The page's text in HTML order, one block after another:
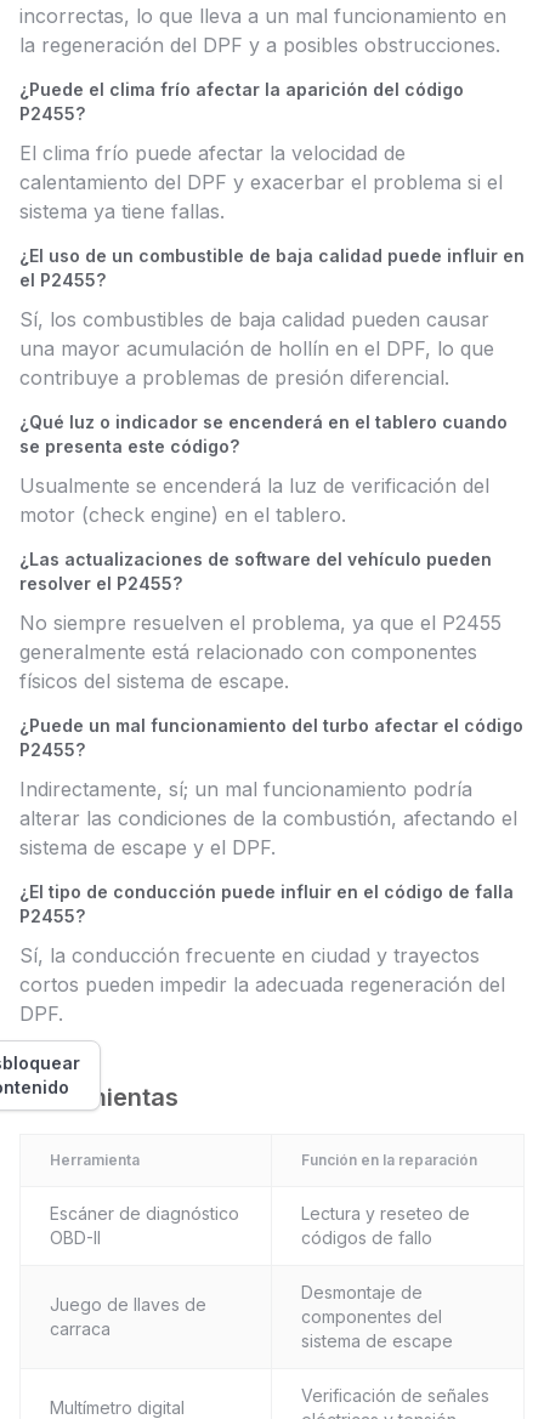
incorrectas, lo que lleva a un mal funcionamiento en
la regeneración del DPF y a posibles obstrucciones.
¿Puede el clima frío afectar la aparición del código
P2455?
El clima frío puede afectar la velocidad de
calentamiento del DPF y exacerbar el problema si el
sistema ya tiene fallas.
¿El uso de un combustible de baja calidad puede influir en
el P2455?
Sí, los combustibles de baja calidad pueden causar
una mayor acumulación de hollín en el DPF, lo que
contribuye a problemas de presión diferencial.
¿Qué luz o indicador se encenderá en el tablero cuando
se presenta este código?
Usualmente se encenderá la luz de verificación del
motor (check engine) en el tablero.
¿Las actualizaciones de software del vehículo pueden
resolver el P2455?
No siempre resuelven el problema, ya que el P2455
generalmente está relacionado con componentes
físicos del sistema de escape.
¿Puede un mal funcionamiento del turbo afectar el código
P2455?
Indirectamente, sí; un mal funcionamiento podría
alterar las condiciones de la combustión, afectando el
sistema de escape y el DPF.
¿El tipo de conducción puede influir en el código de falla
P2455?
Sí, la conducción frecuente en ciudad y trayectos
cortos pueden impedir la adecuada regeneración del
DPF.
Herramientas
Herramienta Función en la reparación
Escáner de diagnóstico
OBD-II
Lectura y reseteo de
códigos de fallo
Juego de llaves de
carraca
Desmontaje de
componentes del
sistema de escape
Multímetro digital
Verificación de señales